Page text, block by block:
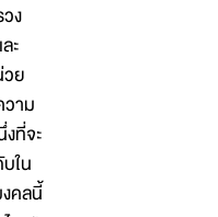
ง
ะ
ย
าม
ที่จะ
ใน
คลนี้